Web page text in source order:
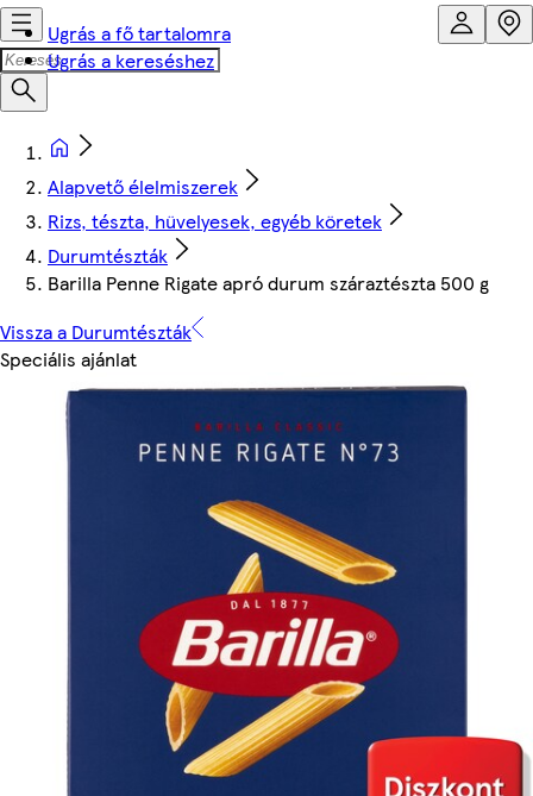
Ugrás a fő tartalomra
Ugrás a kereséshez
Alapvető élelmiszerek
Rizs, tészta, hüvelyesek, egyéb köretek
Durumtészták
Barilla Penne Rigate apró durum száraztészta 500 g
Vissza a Durumtészták
Speciális ajánlat